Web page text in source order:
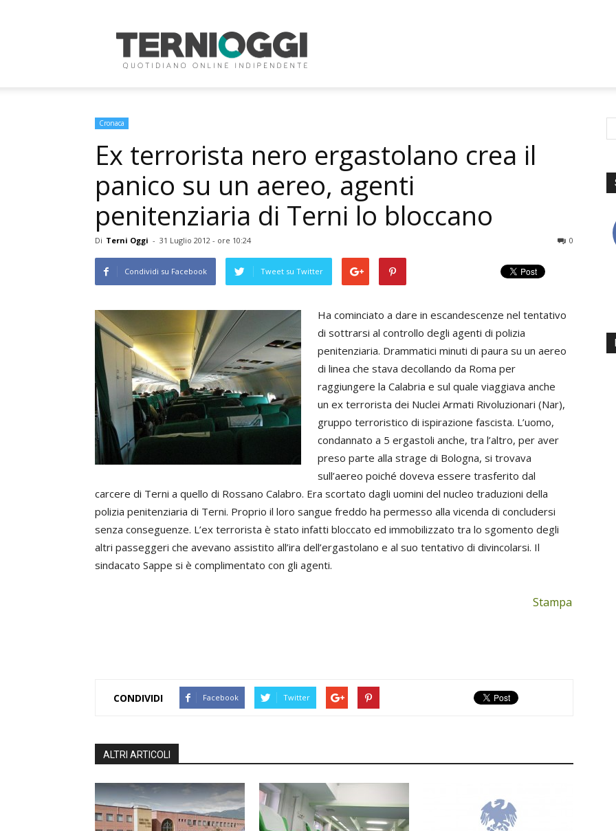
Oggi
Cronaca
Ex terrorista nero ergastolano crea il
panico su un aereo, agenti
penitenziaria di Terni lo bloccano
Di Terni Oggi - 31 Luglio 2012 - ore 10:24 0
Condividi su Facebook Tweet su Twitter
Ha cominciato a dare in escandescenze nel tentativo
di sottrarsi al controllo degli agenti di polizia
penitenziaria. Drammatici minuti di paura su un aereo
di linea che stava decollando da Roma per
raggiungere la Calabria e sul quale viaggiava anche
un ex terrorista dei Nuclei Armati Rivoluzionari (Nar),
gruppo terroristico di ispirazione fascista. L’uomo,
condannato a 5 ergastoli anche, tra l’altro, per aver
preso parte alla strage di Bologna, si trovava
sull’aereo poiché doveva essere trasferito dal
carcere di Terni a quello di Rossano Calabro. Era scortato dagli uomini del nucleo traduzioni della
polizia penitenziaria di Terni. Proprio il loro sangue freddo ha permesso alla vicenda di concludersi
senza conseguenze. L’ex terrorista è stato infatti bloccato ed immobilizzato tra lo sgomento degli
altri passeggeri che avevano assistito all’ira dell’ergastolano e al suo tentativo di divincolarsi. Il
sindacato Sappe si è complimentato con gli agenti.
Stampa
CONDIVIDI Facebook Twitter
ALTRI ARTICOLI